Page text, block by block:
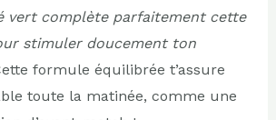
vert complète parfaitement cette
stimuler doucement ton
formule équilibrée t’assure
toute la matinée, comme une